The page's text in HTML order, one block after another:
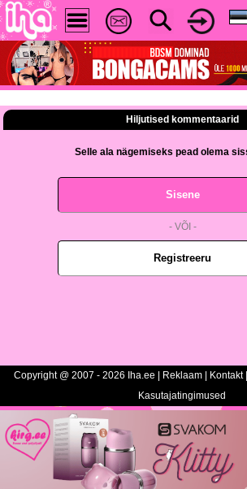
Hiljutised kommentaarid
Selle ala nägemiseks pead olema
Sisene
- VÕI -
Registreeru
Copyright @ 2007 - 2026 Iha.ee | Reklaam Kontakt|
Kasutajatingimused